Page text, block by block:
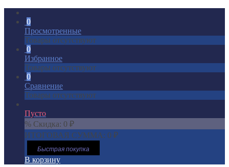
0
Просмотренные
Товары отсутствуют
0
Избранное
Товары отсутствуют
0
Сравнение
Товары отсутствуют
Пусто
% Скидка: 0 ₽
ИТОГОВАЯ СУММА: 0 ₽
Быстрая покупка
В корзину